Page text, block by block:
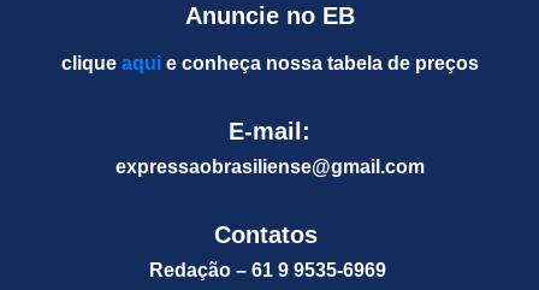
Anuncie no EB
clique aquie conheça nossa tabela de preços
E-mail:
expressaobrasiliense@gmail.com
Contatos
Redação – 61 9 9535-6969